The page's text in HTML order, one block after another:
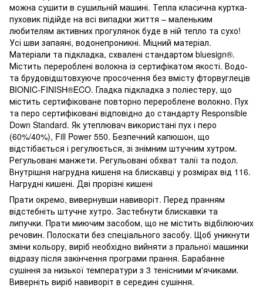
можна сушити в сушильній машині. Тепла класична куртка-
пуховик підійде на всі випадки життя – маленьким
любителям активних прогулянок буде в ній тепло та сухо!
Усі шви запаяні, водонепроникні. Міцний матеріал.
Матеріали та підкладка, схвалені стандартом bluesign®.
Містить перероблені волокна із сертифікатом якості. Водо-
та брудовідштовхуюче просочення без вмісту фторвуглеців
BIONIC-FINISH®ECO. Гладка підкладка з поліестеру, що
містить сертифіковане повторно перероблене волокно. Пух
та перо сертифіковані відповідно до стандарту Responsible
Down Standard. Як утеплювач використані пух і перо
(60%/40%), Fill Power 550. Безпечний капюшон, що
відстібається і регулюється, зі знімним штучним хутром.
Регульовані манжети. Регульовані обхват талії та подол.
Внутрішня нагрудна кишеня на блискавці у розмірах від 116.
Нагрудні кишені. Дві прорізні кишені
Прати окремо, вивернувши навиворіт. Перед пранням
відстебніть штучне хутро. Застебнути блискавки та
липучки. Прати миючим засобом, що не містить відбілюючих
речовин. Полоскати без спеціального засобу. Щоб уникнути
зміни кольору, виріб необхідно вийняти з пральної машинки
відразу після закінчення програми прання. Барабанне
сушіння за низької температури з 3 тенісними м'ячиками.
Виверніть виріб навиворіт в середині сушіння.